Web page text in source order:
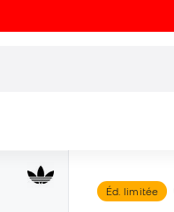
Éd. limitée